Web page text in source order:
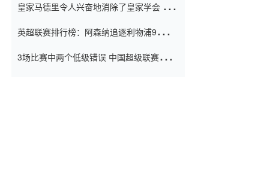
皇家马德里令人兴奋地消除了皇家学会 安
英超联赛排行榜：阿森纳追逐利物浦9分 曼
3场比赛中两个低级错误 中国超级联赛的前